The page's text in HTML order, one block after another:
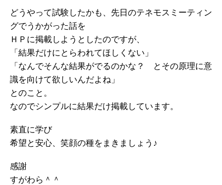
どうやって試験したかも、先日のテネモスミーティン
グでうかがった話を
ＨＰに掲載しようとしたのですが、
「結果だけにとらわれてほしくない」
「なんでそんな結果がでるのかな？ とその原理に意
識を向けて欲しいんだよね」
とのこと。
なのでシンプルに結果だけ掲載しています。
素直に学び
希望と安心、笑顔の種をまきましょう♪
感謝
すがわら＾＾